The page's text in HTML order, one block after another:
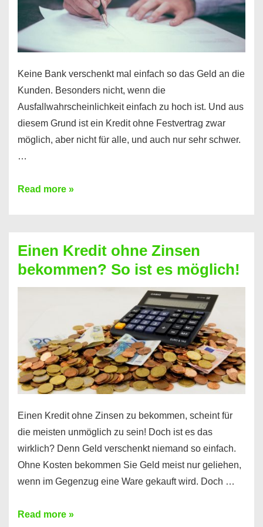
möglich!
Keine Bank verschenkt mal einfach so das Geld an die
Kunden. Besonders nicht, wenn die
Ausfallwahrscheinlichkeit einfach zu hoch ist. Und aus
diesem Grund ist ein Kredit ohne Festvertrag zwar
möglich, aber nicht für alle, und auch nur sehr schwer.
…
Ist
Festvertrag
für
jeden
erfahren
Sie
es
Read more »
Einen Kredit ohne Zinsen
bekommen? So ist es möglich!
Einen Kredit ohne Zinsen zu bekommen, scheint für
die meisten unmöglich zu sein! Doch ist es das
wirklich? Denn Geld verschenkt niemand so einfach.
Ohne Kosten bekommen Sie Geld meist nur geliehen,
wenn im Gegenzug eine Ware gekauft wird. Doch …
Einen
Read more »